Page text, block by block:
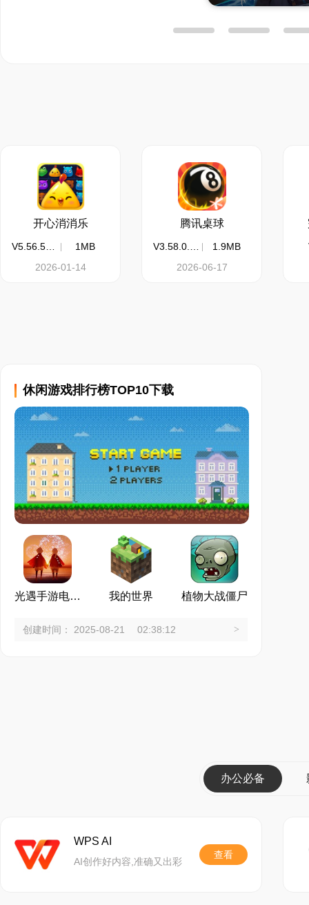
开心消消乐
V5.56.58139.0
1MB
2026-01-14
腾讯桌球
1.9MB
2026-06-17
休闲游戏排行榜TOP10下载
光遇手游电脑版 我的世界 植物大战僵尸
创建时间： 2025-08-21 02:38:12 >
办公必备
WPS AI
AI创作好内容,准确又出彩
查看